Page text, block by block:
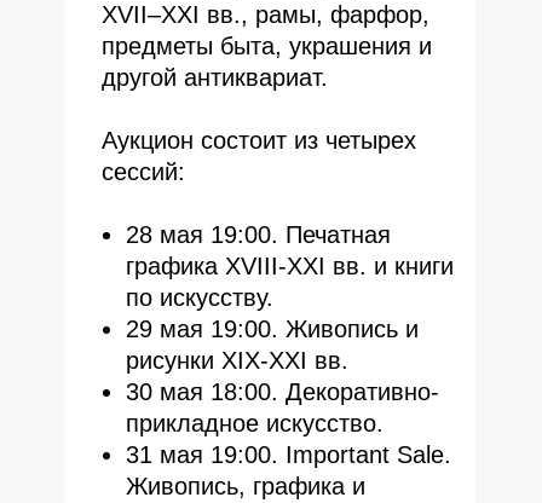
XVII–XXI вв., рамы, фарфор,
предметы быта, украшения и
другой антиквариат.
Аукцион состоит из четырех
сессий:
28 мая 19:00. Печатная
графика XVIII-XXI вв. и книги
по искусству.
29 мая 19:00. Живопись и
рисунки XIX-XXI вв.
30 мая 18:00. Декоративно-
прикладное искусство.
31 мая 19:00. Important Sale.
Живопись, графика и